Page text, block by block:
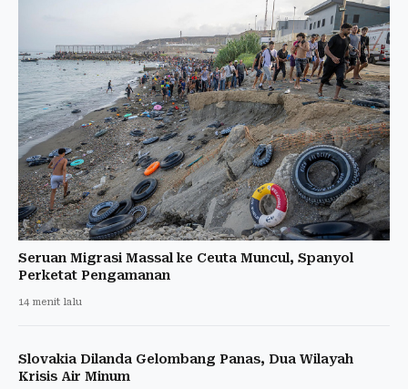
Seruan Migrasi Massal ke Ceuta Muncul, Spanyol
Perketat Pengamanan
14 menit lalu
Slovakia Dilanda Gelombang Panas, Dua Wilayah
Krisis Air Minum